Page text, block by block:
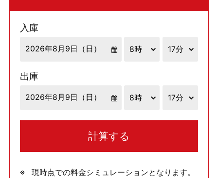
入庫
出庫
計算する
現時点での料金シミュレーションとなります。